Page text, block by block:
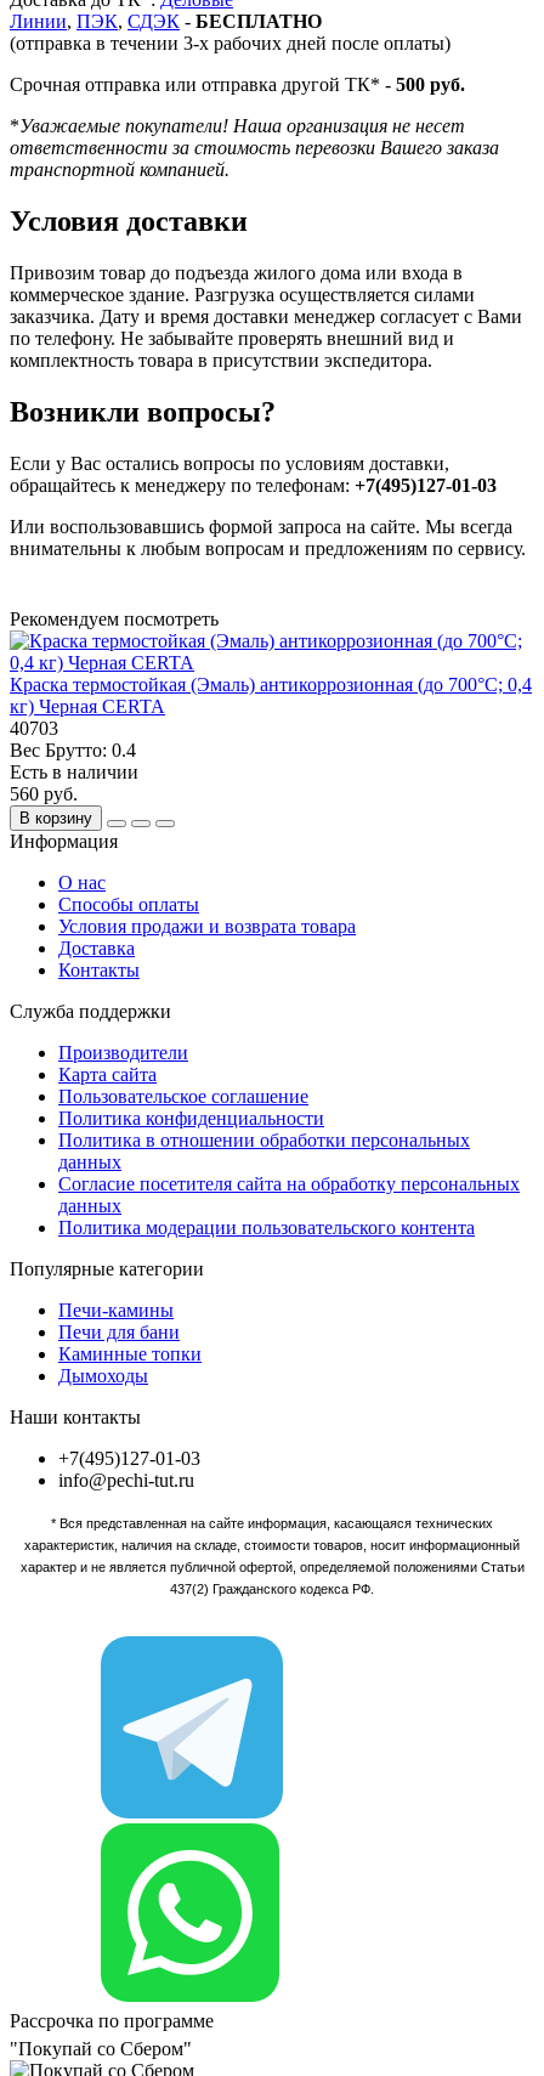
Линии, ПЭК, СДЭК - БЕСПЛАТНО
(отправка в течении 3-х рабочих дней после оплаты)
Срочная отправка или отправка другой ТК* - 500 руб.
*Уважаемые покупатели! Наша организация не несет
ответственности за стоимость перевозки Вашего заказа
транспортной компанией.
Условия доставки
Привозим товар до подъезда жилого дома или входа в
коммерческое здание. Разгрузка осуществляется силами
заказчика. Дату и время доставки менеджер согласует с Вами
по телефону. Не забывайте проверять внешний вид и
комплектность товара в присутствии экспедитора.
Возникли вопросы?
Если у Вас остались вопросы по условиям доставки,
обращайтесь к менеджеру по телефонам: +7(495)127-01-03
Или воспользовавшись формой запроса на сайте. Мы всегда
внимательны к любым вопросам и предложениям по сервису.
Рекомендуем посмотреть
Краска термостойкая (Эмаль) антикоррозионная (до 700°С; 0,4
кг) Черная CERTA
40703
Вес Брутто: 0.4
Есть в наличии
560 руб.
В корзину
Информация
О нас
Способы оплаты
Условия продажи и возврата товара
Доставка
Контакты
Служба поддержки
Производители
Карта сайта
Пользовательское соглашение
Политика конфиденциальности
Политика в отношении обработки персональных
данных
Согласие посетителя сайта на обработку персональных
данных
Политика модерации пользовательского контента
Популярные категории
Печи-камины
Печи для бани
Каминные топки
Дымоходы
Наши контакты
+7(495)127-01-03
info@pechi-tut.ru
* Вся представленная на сайте информация, касающаяся технических
характеристик, наличия на складе, стоимости товаров, носит информационный
характер и не является публичной офертой, определяемой положениями Статьи
437(2) Гражданского кодекса РФ.
Рассрочка по программе
"Покупай со Сбером"